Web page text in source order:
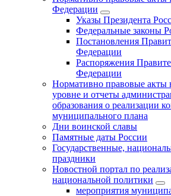
Федерации
Указы Президента
Федеральные законы
Постановления
Федерации
Распоряжения
Федерации
Нормативно правовые акты
уровне и отчеты
образования о реализации
муниципального плана
Дни воинской славы
Памятные даты России
Государственные,
праздники
Новостной портал по
национальной политики
мероприятия